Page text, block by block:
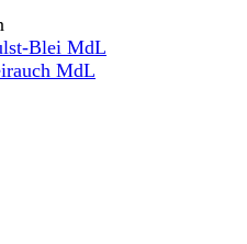
Blei MdL
MdL